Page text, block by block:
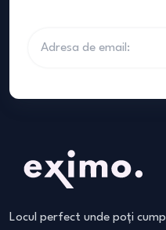
Locul perfect unde poți